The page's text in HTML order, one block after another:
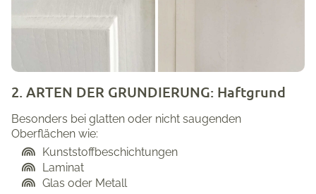
2. ARTEN DER GRUNDIERUNG: Haftgrund
Besonders bei glatten oder nicht saugenden
Oberflächen wie:
Kunststoffbeschichtungen
Laminat
Glas oder Metall